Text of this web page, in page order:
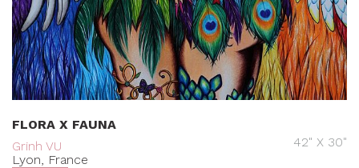
FLORA X FAUNA
Grinh VU
Lyon, France
42" X 30"